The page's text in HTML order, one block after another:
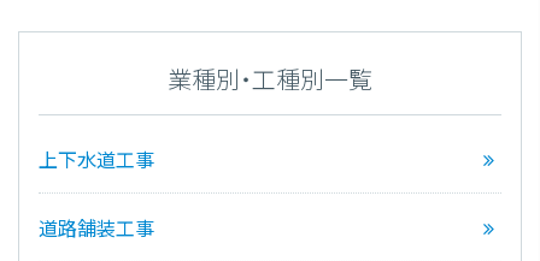
業種別・工種別一覧
上下水道工事
道路舗装工事